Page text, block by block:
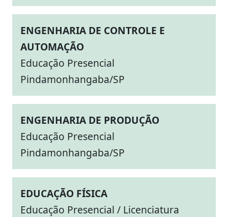
ENGENHARIA DE CONTROLE E
AUTOMAÇÃO
Educação Presencial
Pindamonhangaba/SP
ENGENHARIA DE PRODUÇÃO
Educação Presencial
Pindamonhangaba/SP
EDUCAÇÃO FÍSICA
Educação Presencial / Licenciatura